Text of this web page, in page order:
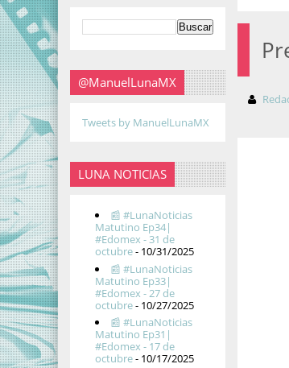
@ManuelLunaMX
Tweets by ManuelLunaMX
LUNA NOTICIAS
📰 #LunaNoticias
Matutino Ep34|
#Edomex - 31 de
octubre- 10/31/2025
📰 #LunaNoticias
Matutino Ep33|
#Edomex - 27 de
octubre- 10/27/2025
📰 #LunaNoticias
Matutino Ep31|
#Edomex - 17 de
octubre- 10/17/2025